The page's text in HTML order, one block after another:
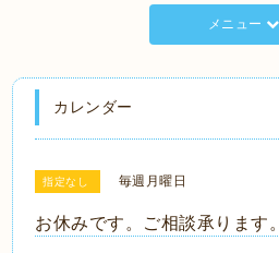
メニュー
カレンダー
指定なし 毎週月曜日
お休みです。ご相談承ります。